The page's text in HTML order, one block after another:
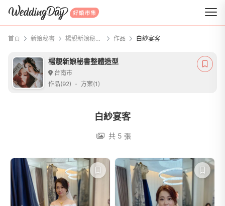
WeddingDay 好婚市集
首頁 新娘秘書 楊靚新娘秘書整體造型 作品 白紗宴客
楊靚新娘秘書整體造型
台南市
作品(92)
方案(1)
白紗宴客
共 5 張